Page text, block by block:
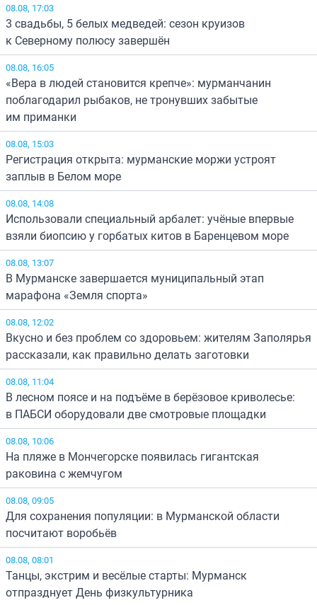
08.08, 17:03
3 свадьбы, 5 белых медведей: сезон круизов
к Северному полюсу завершён
08.08, 16:05
«Вера в людей становится крепче»: мурманчанин
поблагодарил рыбаков, не тронувших забытые
им приманки
08.08, 15:03
Регистрация открыта: мурманские моржи устроят
заплыв в Белом море
08.08, 14:08
Использовали специальный арбалет: учёные впервые
взяли биопсию у горбатых китов в Баренцевом море
08.08, 13:07
В Мурманске завершается муниципальный этап
марафона «Земля спорта»
08.08, 12:02
Вкусно и без проблем со здоровьем: жителям Заполярья
рассказали, как правильно делать заготовки
08.08, 11:04
В лесном поясе и на подъёме в берёзовое криволесье:
в ПАБСИ оборудовали две смотровые площадки
08.08, 10:06
На пляже в Мончегорске появилась гигантская
раковина с жемчугом
08.08, 09:05
Для сохранения популяции: в Мурманской области
посчитают воробьёв
08.08, 08:01
Танцы, экстрим и весёлые старты: Мурманск
отпразднует День физкультурника